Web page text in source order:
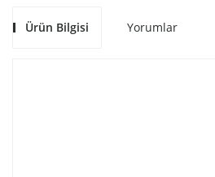
Ürün Bilgisi Yorumlar